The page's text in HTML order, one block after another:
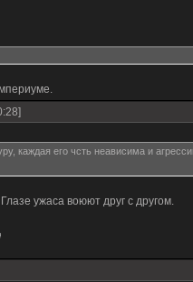
каждая его чсть неависима и
ужаса воюют друг с другом.